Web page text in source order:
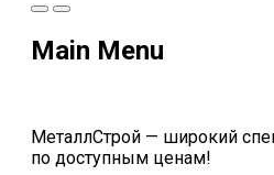
Main Menu
МеталлСтрой — широкий
по доступным ценам!